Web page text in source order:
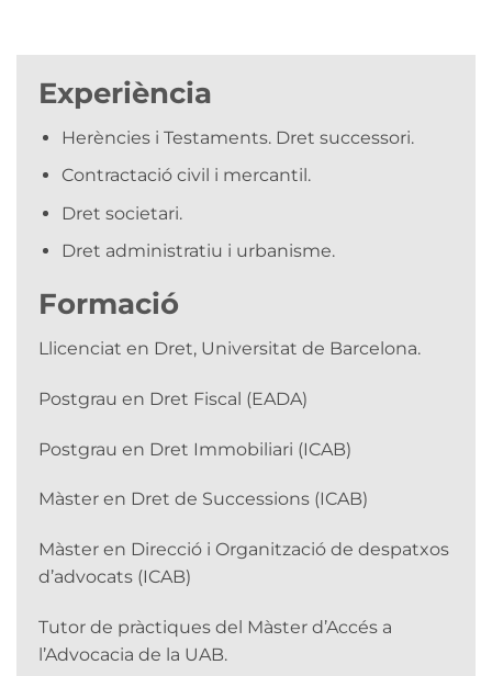
Experiència
Herències i Testaments. Dret successori.
Contractació civil i mercantil.
Dret societari.
Dret administratiu i urbanisme.
Formació
Llicenciat en Dret, Universitat de Barcelona.
Postgrau en Dret Fiscal (EADA)
Postgrau en Dret Immobiliari (ICAB)
Màster en Dret de Successions (ICAB)
Màster en Direcció i Organització de despatxos
d’advocats (ICAB)
Tutor de pràctiques del Màster d’Accés a
l’Advocacia de la UAB.